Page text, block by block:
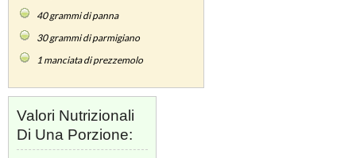
40grammi di panna
30grammi di parmigiano
1 manciata di prezzemolo
Valori Nutrizionali
Di Una Porzione: